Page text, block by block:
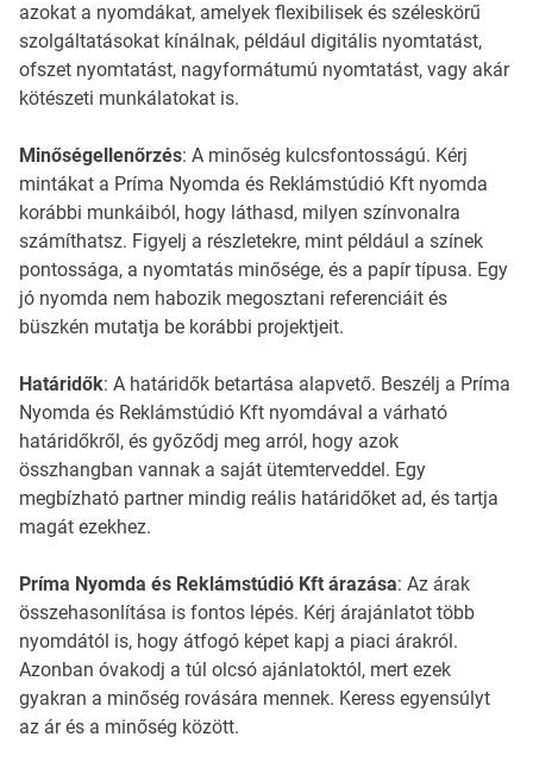
azokat a nyomdákat, amelyek flexibilisek és széleskörű
szolgáltatásokat kínálnak, például digitális nyomtatást,
ofszet nyomtatást, nagyformátumú nyomtatást, vagy akár
kötészeti munkálatokat is.
Minőségellenőrzés: A minőség kulcsfontosságú. Kérj
mintákat a Príma Nyomda és Reklámstúdió Kft nyomda
korábbi munkáiból, hogy láthasd, milyen színvonalra
számíthatsz. Figyelj a részletekre, mint például a színek
pontossága, a nyomtatás minősége, és a papír típusa. Egy
jó nyomda nem habozik megosztani referenciáit és
büszkén mutatja be korábbi projektjeit.
Határidők: A határidők betartása alapvető. Beszélj a Príma
Nyomda és Reklámstúdió Kft nyomdával a várható
határidőkről, és győződj meg arról, hogy azok
összhangban vannak a saját ütemterveddel. Egy
megbízható partner mindig reális határidőket ad, és tartja
magát ezekhez.
Príma Nyomda és Reklámstúdió Kft árazása: Az árak
összehasonlítása is fontos lépés. Kérj árajánlatot több
nyomdától is, hogy átfogó képet kapj a piaci árakról.
Azonban óvakodj a túl olcsó ajánlatoktól, mert ezek
gyakran a minőség rovására mennek. Keress egyensúlyt
az ár és a minőség között.